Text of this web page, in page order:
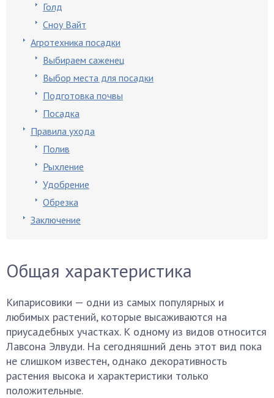
Голд
Сноу Вайт
Агротехника посадки
Выбираем саженец
Выбор места для посадки
Подготовка почвы
Посадка
Правила ухода
Полив
Рыхление
Удобрение
Обрезка
Заключение
Общая характеристика
Кипарисовики — одни из самых популярных и
любимых растений, которые высаживаются на
приусадебных участках. К одному из видов относится
Лавсона Элвуди. На сегодняшний день этот вид пока
не слишком известен, однако декоративность
растения высока и характеристики только
положительные.